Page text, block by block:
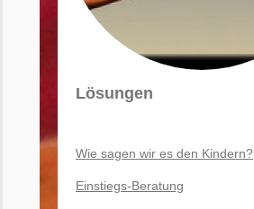
Lösungen
Wie sagen wir es den Kindern?
Einstiegs-Beratung